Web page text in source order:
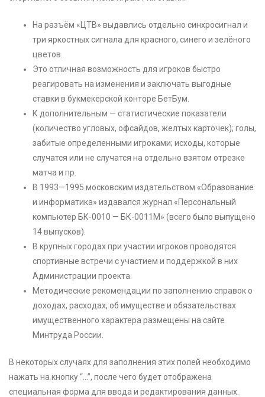
На разъём «ЦТВ» выдавлись отдельно синхросигнал и
три яркостных сигнала для красного, синего и зелёного
цветов.
Это отличная возможность для игроков быстро
реагировать на изменения и заключать выгодные
ставки в букмекерской конторе БетБум.
К дополнительным — статистические показатели
(количество угловых, офсайдов, желтых карточек); голы,
забитые определенными игроками; исходы, которые
случатся или не случатся на отдельно взятом отрезке
матча и пр.
В 1993—1995 московским издательством «Образование
и информатика» издавался журнал «Персональный
компьютер БК-0010 — БК-0011М» (всего было выпущено
14 выпусков).
В крупных городах при участии игроков проводятся
спортивные встречи с участием и поддержкой в них
Администрации проекта.
Методические рекомендации по заполнению справок о
доходах, расходах, об имуществе и обязательствах
имущественного характера размещены на сайте
Минтруда России.
В некоторых случаях для заполнения этих полей необходимо
нажать на кнопку “…”, после чего будет отображена
специальная форма для ввода и редактирования данных.